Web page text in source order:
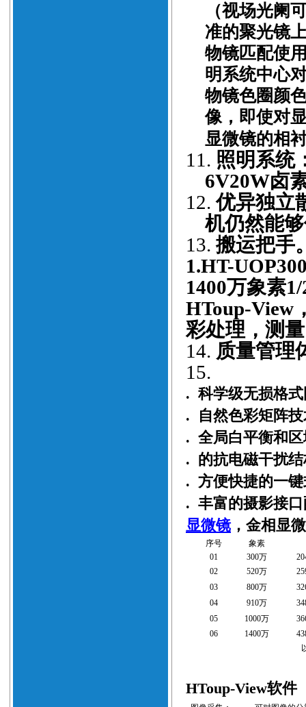
（视场光阑
准的聚光镜
物镜匹配使
明系统中心
物镜色圈颜
像，即使对
显微镜的相
11. 照明系统
6V20W卤
12.优异独立
机仍然能
13.搬运把手
1.HT-
1400万象素
HToup-View
彩处理，测量
14. 质量管理
15.
. 科学级无损格
.
自然色彩矩阵
. 全局白平衡和
. 的抗电磁干扰
. 方便快捷的一
. 丰富的摄影接
显微镜，金相显
序号 象素
01 300万
02 520万
03 800万
04 910万
05 1000万
06 1400万
HToup-View软件